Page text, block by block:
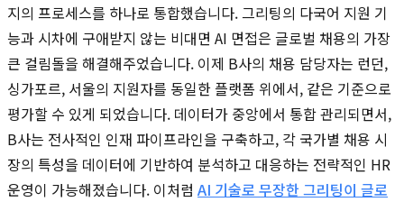
지의 프로세스를 하나로 통합했습니다. 그리팅의 다국어 지원 기
능과 시차에 구애받지 않는 비대면 AI 면접은 글로벌 채용의 가장
큰 걸림돌을 해결해주었습니다. 이제 B사의 채용 담당자는 런던,
싱가포르, 서울의 지원자를 동일한 플랫폼 위에서, 같은 기준으로
평가할 수 있게 되었습니다. 데이터가 중앙에서 통합 관리되면서,
B사는 전사적인 인재 파이프라인을 구축하고, 각 국가별 채용 시
장의 특성을 데이터에 기반하여 분석하고 대응하는 전략적인 HR
운영이 가능해졌습니다. 이처럼 AI 기술로 무장한 그리팅이 글로